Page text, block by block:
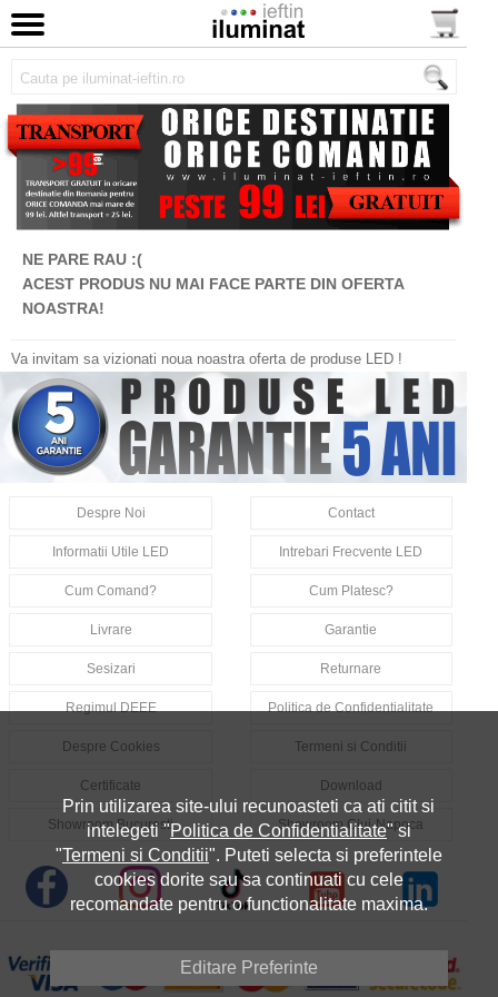
NE PARE RAU :(
ACEST PRODUS NU MAI FACE PARTE DIN OFERTA
NOASTRA!
Va invitam sa vizionati noua noastra oferta de produse LED !
Despre Noi Contact
Informatii Utile LED Intrebari Frecvente LED
Cum Comand? Cum Platesc?
Livrare Garantie
Sesizari Returnare
Regimul DEEE Politica de Confidentialitate
Despre Cookies Termeni si Conditii
Certificate Download
Showroom Bucuresti Showroom Cluj-Napoca
Prin utilizarea site-ului recunoasteti ca ati citit si
intelegeti "Politica de Confidentialitate" si
"Termeni si Conditii". Puteti selecta si preferintele
cookies dorite sau sa continuati cu cele
recomandate pentru o functionalitate maxima.
Editare Preferinte